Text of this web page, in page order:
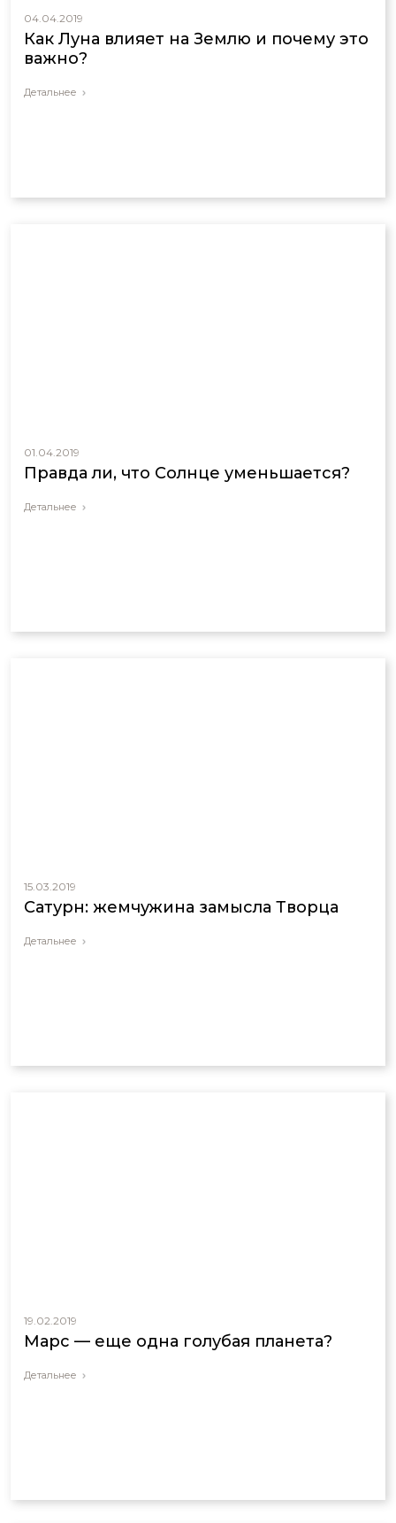
04.04.2019
Как Луна влияет на Землю и почему это
важно?
Детальнее
01.04.2019
Правда ли, что Солнце уменьшается?
Детальнее
15.03.2019
Сатурн: жемчужина замысла Творца
Детальнее
19.02.2019
Марс — еще одна голубая планета?
Детальнее